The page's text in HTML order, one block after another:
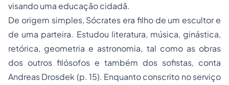
visando uma educação cidadã.
De origem simples, Sócrates era filho de um escultor e
de uma parteira. Estudou literatura, música, ginástica,
retórica, geometria e astronomia, tal como as obras
dos outros filósofos e também dos sofistas, conta
Andreas Drosdek (p. 15). Enquanto conscrito no serviço